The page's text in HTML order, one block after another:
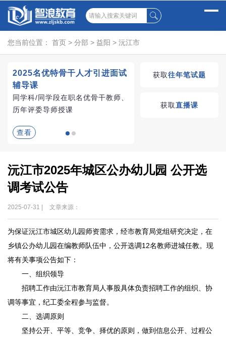
您当前位置： 首页 > 分部 > 益阳 > 沅江市
2025名优特骨干人才引进面试
辅导课
同学科/同学段在职名优骨干教师、
历年评委导师授课
查看
湖南教师招聘考试优
获取往年笔试题
获取直播课
沅江市2025年城区公办幼儿园 公开选
调考试公告
2025-07-31 | 文章来源：
为保证沅江市城区幼儿园师资需求，经市教育局党组研究决定，在
乡镇公办幼儿园在编教师队伍中，公开选调12名教师进城任教。现
将有关事项公告如下：
一、组织领导
招聘工作由沅江市教育局人事股具体负责招聘工作的组织、协
调等事宜，纪工委全程参与监督。
二、选调原则
坚持公开、平等、竞争、择优的原则，做到信息公开、过程公